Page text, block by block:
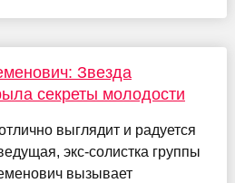
Звезда
секреты молодости
выглядит и радуется
экс-солистка группы
вызывает